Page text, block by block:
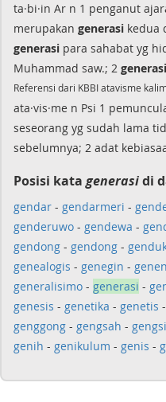
ta·bi·in Ar n 1 penganut
merupakan generasi kedua
generasi para sahabat yg
Muhammad saw.; 2 generasi
Referensi dari KBBI atavisme
ata·vis·me n Psi 1
seseorang yg sudah lama
sebelumnya; 2 adat
Posisi kata generasidi
gendar - gendarmeri -
genderuwo - gendewa -
gendong - gendong -
genealogis - genegin -
generalisimo - generasi -
genesis - genetika - genetis -
genggong - gengsah - gengsi
genih - genikulum - genis -